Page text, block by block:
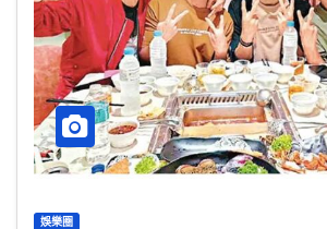
娛樂圈